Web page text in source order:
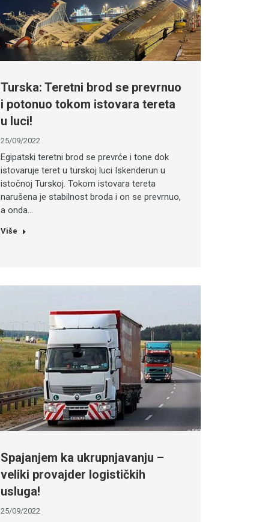
Turska: Teretni brod se prevrnuo
i potonuo tokom istovara tereta
u luci!
25/09/2022
Egipatski teretni brod se prevrće i tone dok
istovaruje teret u turskoj luci Iskenderun u
istočnoj Turskoj. Tokom istovara tereta
narušena je stabilnost broda i on se prevrnuo,
a onda…
Više
Spajanjem ka ukrupnjavanju –
veliki provajder logističkih
usluga!
25/09/2022